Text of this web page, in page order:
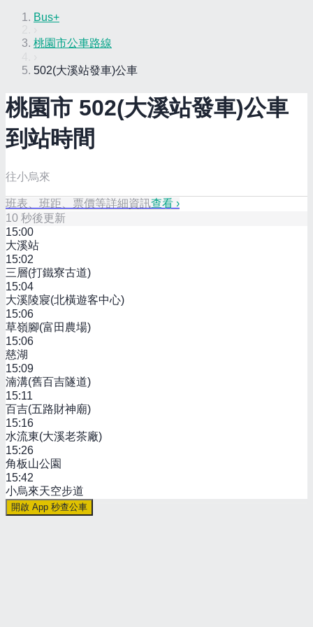
Bus+
桃園市公車路線
502(大溪站發車)公車
桃園市 502(大溪站發車)公車
到站時間
往小烏來
班表、班距、票價等詳細資訊查看 ›
10 秒後更新
15:00
大溪站
15:02
三層(打鐵寮古道)
15:04
大溪陵寢(北橫遊客中心)
15:06
草嶺腳(富田農場)
15:06
慈湖
15:09
湳溝(舊百吉隧道)
15:11
百吉(五路財神廟)
15:16
水流東(大溪老茶廠)
15:26
角板山公園
15:42
小烏來天空步道
開啟 App 秒查公車